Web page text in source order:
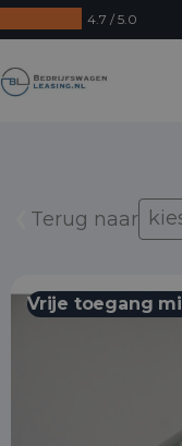
4.7 / 5.0
Terug naar
Vrije toegang